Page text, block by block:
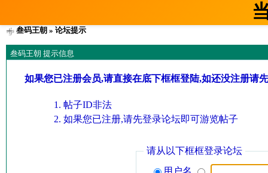
叁码王朝 » 论坛提示
叁码王朝 提示信息
如果您已注册会员,请直接在底下框框登陆,如还没注册请
帖子ID非法
如果您已注册,请先登录论坛即可游览帖子
请从以下框框登录论坛
用户名